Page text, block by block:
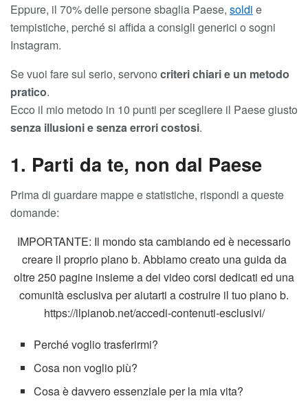
Eppure, il 70% delle persone sbaglia Paese, soldi e
tempistiche, perché si affida a consigli generici o sogni
Instagram.
Se vuoi fare sul serio, servono criteri chiari e un metodo
pratico.
Ecco il mio metodo in 10 punti per scegliere il Paese giusto
senza illusioni e senza errori costosi.
1. Parti da te, non dal Paese
Prima di guardare mappe e statistiche, rispondi a queste
domande:
IMPORTANTE: Il mondo sta cambiando ed è necessario
creare il proprio piano b. Abbiamo creato una guida da
oltre 250 pagine insieme a dei video corsi dedicati ed una
comunità esclusiva per aiutarti a costruire il tuo piano b.
https://ilpianob.net/accedi-contenuti-esclusivi/
Perché voglio trasferirmi?
Cosa non voglio più?
Cosa è davvero essenziale per la mia vita?